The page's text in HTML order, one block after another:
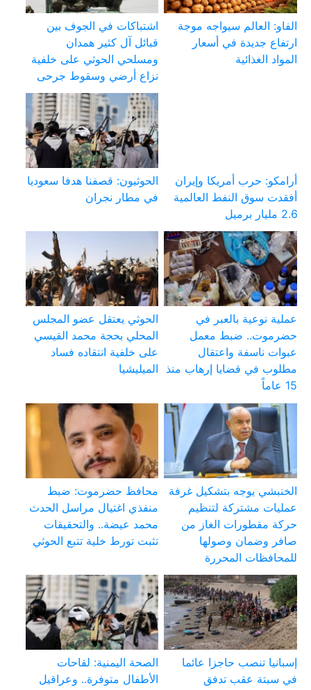
الفاو: العالم سيواجه موجة
ارتفاع جديدة في أسعار
المواد الغذائية
اشتباكات في الجوف بين
قبائل آل كثير همدان
ومسلحي الحوثي على خلفية
نزاع أرضي وسقوط جرحى
أرامكو: حرب أمريكا وإيران
أفقدت سوق النفط العالمية
2.6 مليار برميل
الحوثيون: قصفنا هدفا سعوديا
في مطار نجران
عملية نوعية بالعبر في
حضرموت.. ضبط معمل
عبوات ناسفة واعتقال
مطلوب في قضايا إرهاب منذ
15 عاماً
الحوثي يعتقل عضو المجلس
المحلي بحجة محمد القيسي
على خلفية انتقاده فساد
الميليشيا
الخنبشي يوجه بتشكيل غرفة
عمليات مشتركة لتنظيم
حركة مقطورات الغاز من
صافر وضمان وصولها
للمحافظات المحررة
محافظ حضرموت: ضبط
منفذي اغتيال مراسل الحدث
محمد عيضة.. والتحقيقات
تثبت تورط خلية تتبع الحوثي
إسبانيا تنصب حاجزا عائما
في سبتة عقب تدفق
الصحة اليمنية: لقاحات
الأطفال متوفرة.. وعراقيل